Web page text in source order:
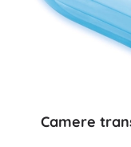
Camere